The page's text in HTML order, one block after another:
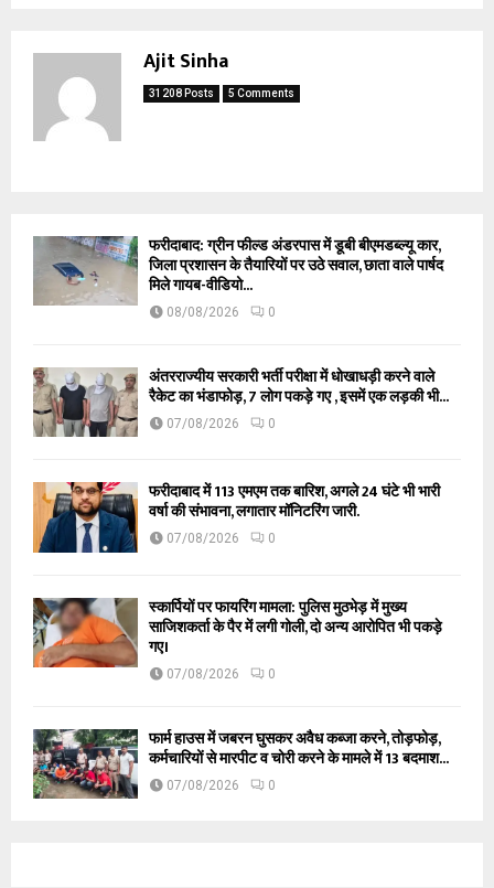
Ajit Sinha
31208 Posts 5 Comments
फरीदाबाद: ग्रीन फील्ड अंडरपास में डूबी बीएमडब्ल्यू कार,
जिला प्रशासन के तैयारियों पर उठे सवाल, छाता वाले पार्षद
मिले गायब-वीडियो...
08/08/2026 0
अंतरराज्यीय सरकारी भर्ती परीक्षा में धोखाधड़ी करने वाले
रैकेट का भंडाफोड़, 7 लोग पकड़े गए , इसमें एक लड़की भी...
07/08/2026 0
फरीदाबाद में 113 एमएम तक बारिश, अगले 24 घंटे भी भारी
वर्षा की संभावना, लगातार मॉनिटरिंग जारी.
07/08/2026 0
स्कार्पियों पर फायरिंग मामला: पुलिस मुठभेड़ में मुख्य
साजिशकर्ता के पैर में लगी गोली, दो अन्य आरोपित भी पकड़े
गए।
07/08/2026 0
फार्म हाउस में जबरन घुसकर अवैध कब्जा करने, तोड़फोड़,
कर्मचारियों से मारपीट व चोरी करने के मामले में 13 बदमाश...
07/08/2026 0